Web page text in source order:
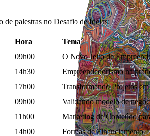
de palestras no Desafio de Ideias:
Hora
Tema
09h00
O Novo Jeito de
14h30
Empreendedorismo na
17h00
Transformando Projetos
09h00
Validando modelo de
11h00
Marketing de Conteúdo
14h00
Formas de Financiamento